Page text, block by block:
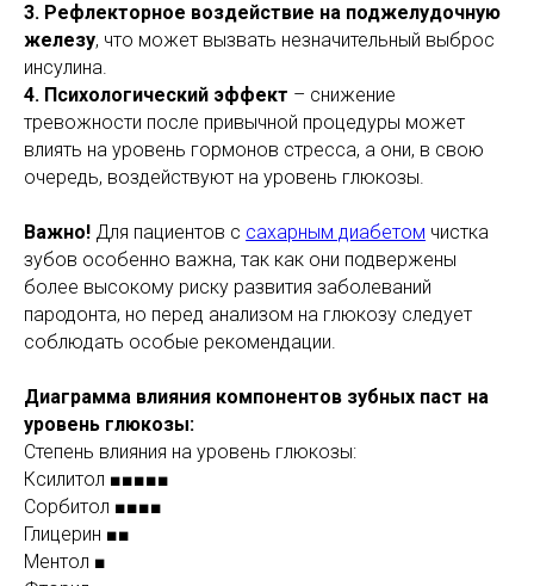
3. Рефлекторное воздействие на поджелудочную
железу, что может вызвать незначительный выброс
инсулина.
4. Психологический эффект – снижение
тревожности после привычной процедуры может
влиять на уровень гормонов стресса, а они, в свою
очередь, воздействуют на уровень глюкозы.
Важно! Для пациентов с сахарным диабетом чистка
зубов особенно важна, так как они подвержены
более высокому риску развития заболеваний
пародонта, но перед анализом на глюкозу следует
соблюдать особые рекомендации.
Диаграмма влияния компонентов зубных паст на
уровень глюкозы:
Степень влияния на уровень глюкозы:
Ксилитол ■■■■■
Сорбитол ■■■■
Глицерин ■■
Ментол ■